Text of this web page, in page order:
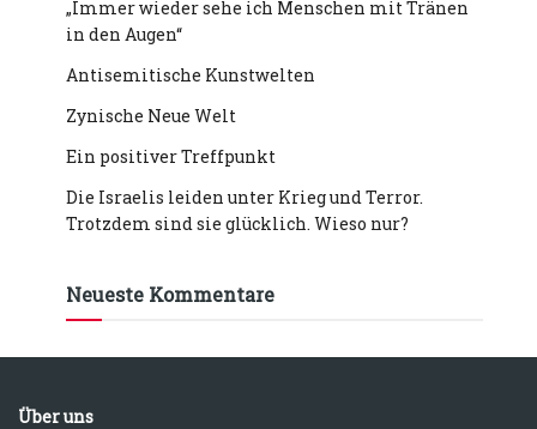
„Immer wieder sehe ich Menschen mit Tränen
in den Augen“
Antisemitische Kunstwelten
Zynische Neue Welt
Ein positiver Treffpunkt
Die Israelis leiden unter Krieg und Terror.
Trotzdem sind sie glücklich. Wieso nur?
Neueste Kommentare
Über uns